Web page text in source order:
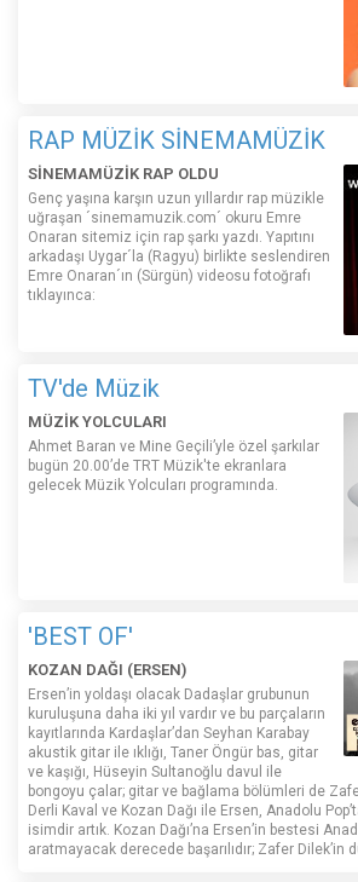
RAP MÜZİK SİNEMAMÜZİK
SİNEMAMÜZİK RAP OLDU
Genç yaşına karşın uzun yıllardır rap müzikle
uğraşan ´sinemamuzik.com´ okuru Emre
Onaran sitemiz için rap şarkı yazdı. Yapıtını
arkadaşı Uygar´la (Ragyu) birlikte seslendiren
Emre Onaran´ın (Sürgün) videosu fotoğrafı
tıklayınca:
TV'de Müzik
MÜZİK YOLCULARI
Ahmet Baran ve Mine Geçili’yle özel şarkılar
bugün 20.00’de TRT Müzik'te ekranlara
gelecek Müzik Yolcuları programında.
'BEST OF'
KOZAN DAĞI (ERSEN)
Ersen’in yoldaşı olacak Dadaşlar grubunun
kuruluşuna daha iki yıl vardır ve bu parçaların
kayıtlarında Kardaşlar’dan Seyhan Karabay
akustik gitar ile ıklığı, Taner Öngür bas, gitar
ve kaşığı, Hüseyin Sultanoğlu davul ile
bongoyu çalar; gitar ve bağlama bölümleri de
Derli Kaval ve Kozan Dağı ile Ersen, Anadolu
isimdir artık. Kozan Dağı’na Ersen’in bestesi
aratmayacak derecede başarılıdır; Zafer Dilek’in